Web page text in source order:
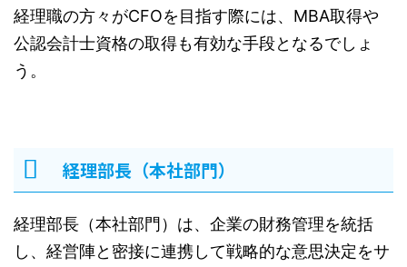
経理職の方々がCFOを目指す際には、MBA取得や
公認会計士資格の取得も有効な手段となるでしょ
う。
経理部長（本社部門）
経理部長（本社部門）は、企業の財務管理を統括
し、経営陣と密接に連携して戦略的な意思決定をサ